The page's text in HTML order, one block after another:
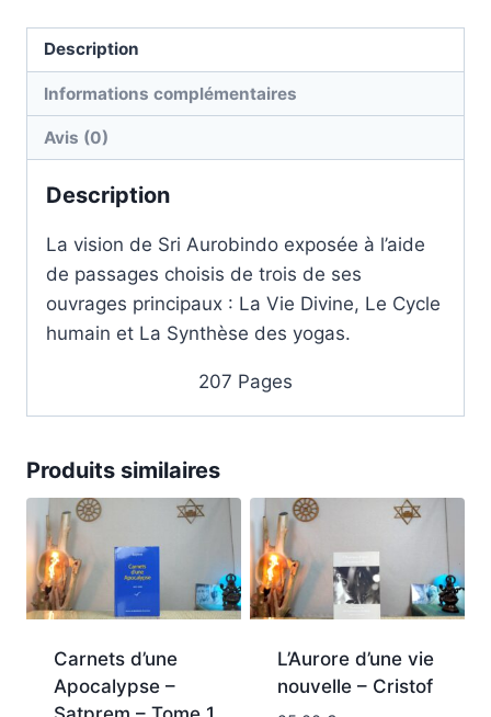
Description
Informations complémentaires
Avis (0)
Description
La vision de Sri Aurobindo exposée à l’aide
de passages choisis de trois de ses
ouvrages principaux : La Vie Divine, Le Cycle
humain et La Synthèse des yogas.
207 Pages
Produits similaires
Carnets d’une
Apocalypse –
L’Aurore d’une vie
nouvelle – Cristof